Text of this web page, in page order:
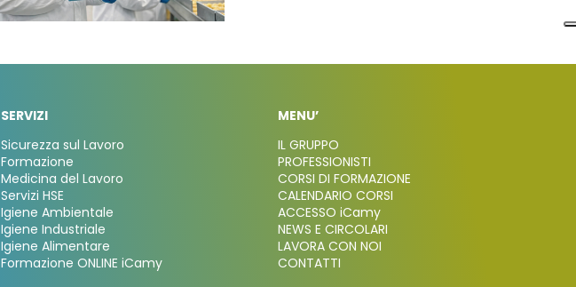
SERVIZI
Sicurezza sul Lavoro
Formazione
Medicina del Lavoro
Servizi HSE
Igiene Ambientale
Igiene Industriale
Igiene Alimentare
Formazione ONLINE iCamy
MENU’
IL GRUPPO
PROFESSIONISTI
CORSI DI FORMAZIONE
CALENDARIO CORSI
ACCESSO iCamy
NEWS E CIRCOLARI
LAVORA CON NOI
CONTATTI